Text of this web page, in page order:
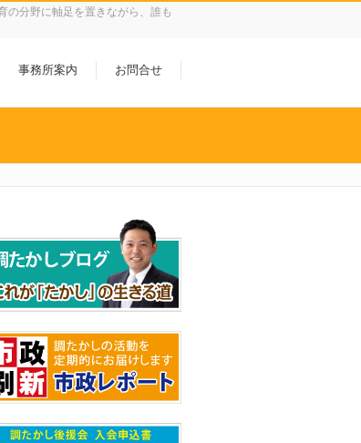
分野に軸足を置きながら、誰も
事務所案内 お問合せ